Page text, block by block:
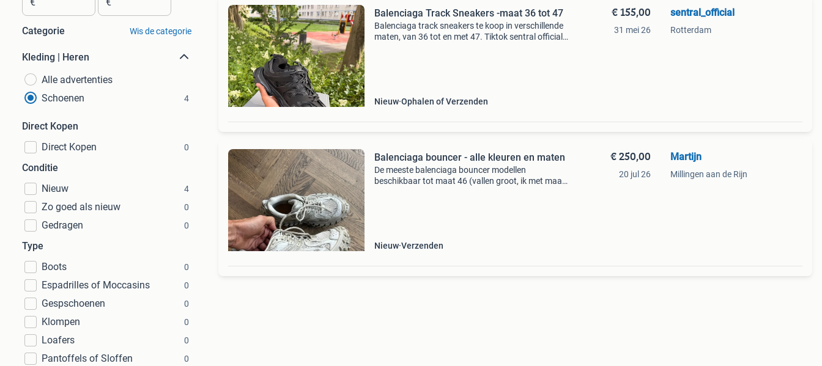
Categorie Wis de categorie
Kleding | Heren
Alle advertenties
Schoenen
4
Direct Kopen
Direct Kopen
0
Conditie
Nieuw
4
Zo goed als nieuw 0
Gedragen 0
Type
Boots
0
Espadrilles of Moccasins 0
Gespschoenen 0
Klompen 0
Loafers 0
Pantoffels of Sloffen 0
Balenciaga Track Sneakers -maat 36 tot 47
Balenciaga track sneakers te koop in verschillende
maten, van 36 tot en met 47. Tiktok sentral official
Nieuw Ophalen of Verzenden
€ 155,00
31 mei 26
sentral_official
Rotterdam
Balenciaga bouncer - alle kleuren en maten
De meeste balenciaga bouncer modellen
beschikbaar tot maat 46 (vallen groot, ik met maat
Nieuw Verzenden
€ 250,00
20 jul 26
Martijn
Millingen aan de Rijn